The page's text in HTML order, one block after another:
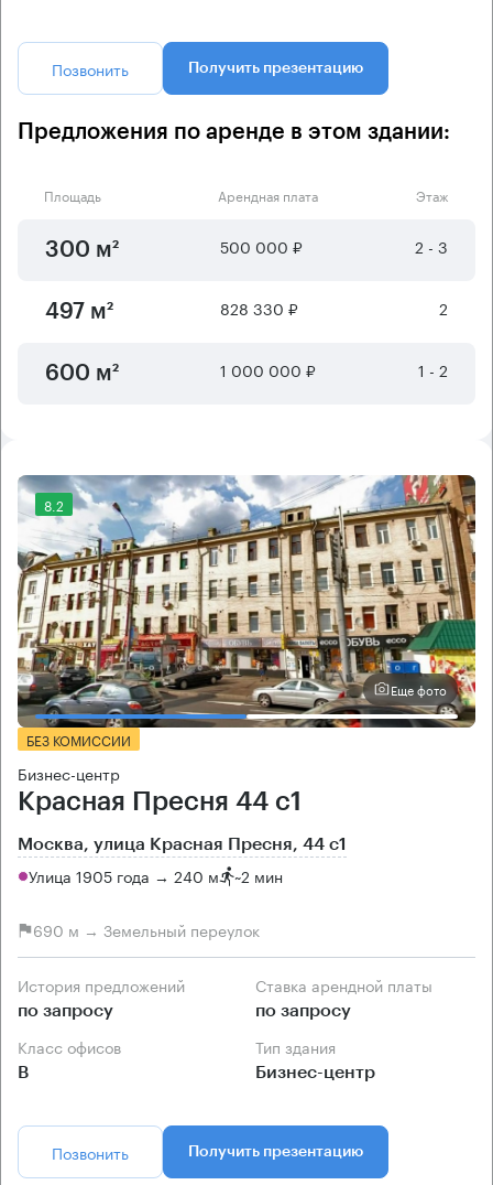
Позвонить Получить презентацию
Предложения по аренде в этом здании:
Площадь Арендная плата Этаж
300 м² 500 000 ₽ 2 - 3
497 м² 828 330 ₽ 2
600 м² 1 000 000 ₽ 1 - 2
8.2
Еще фото
БЕЗ КОМИССИИ
Бизнес-центр
Красная Пресня 44 с1
Москва, улица Красная Пресня, 44 с1
Улица 1905 года → 240 м ~2 мин
690 м → Земельный переулок
История предложений
по запросу
Ставка арендной платы
по запросу
Класс офисов
B
Тип здания
Бизнес-центр
Позвонить Получить презентацию